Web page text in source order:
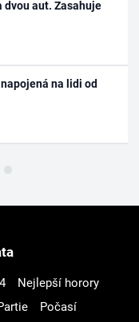
dvou aut. Zasahuje
na lidi od
Nejlepší horory
Počasí